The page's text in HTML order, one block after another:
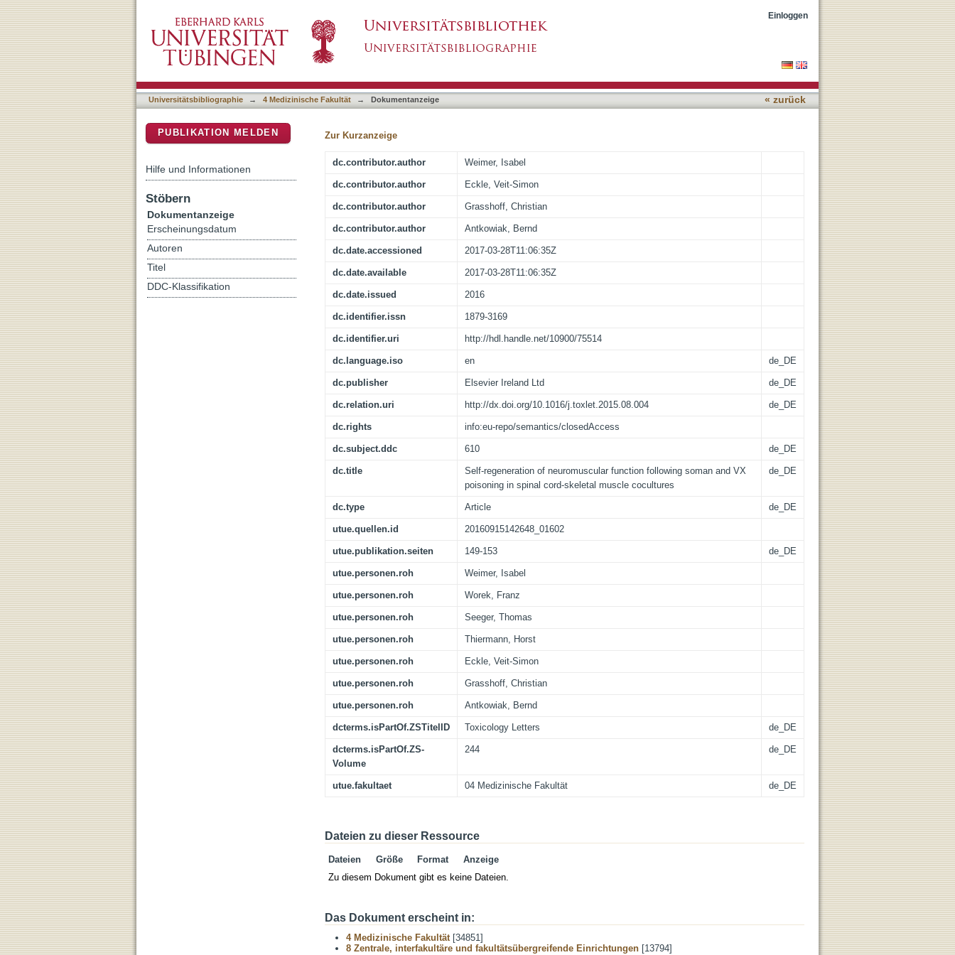
Self-regeneration of neuromuscular function following soman and VX poisoning in spinal cord-
skeletal muscle cocultures
Einloggen
Universitätsbibliographie → 4 Medizinische Fakultät → Dokumentanzeige « zurück
Zur Kurzanzeige
dc.contributor.author Weimer, Isabel
dc.contributor.author Eckle, Veit-Simon
dc.contributor.author Grasshoff, Christian
dc.contributor.author Antkowiak, Bernd
dc.date.accessioned 2017-03-28T11:06:35Z
dc.date.available 2017-03-28T11:06:35Z
dc.date.issued 2016
dc.identifier.issn 1879-3169
dc.identifier.uri http://hdl.handle.net/10900/75514
dc.language.iso en de_DE
dc.publisher Elsevier Ireland Ltd de_DE
dc.relation.uri http://dx.doi.org/10.1016/j.toxlet.2015.08.004 de_DE
dc.rights info:eu-repo/semantics/closedAccess
dc.subject.ddc 610 de_DE
dc.title
Self-regeneration of neuromuscular function following soman and VX
poisoning in spinal cord-skeletal muscle cocultures
de_DE
dc.type Article de_DE
utue.quellen.id 20160915142648_01602
utue.publikation.seiten 149-153 de_DE
utue.personen.roh Weimer, Isabel
utue.personen.roh Worek, Franz
utue.personen.roh Seeger, Thomas
utue.personen.roh Thiermann, Horst
utue.personen.roh Eckle, Veit-Simon
utue.personen.roh Grasshoff, Christian
utue.personen.roh Antkowiak, Bernd
dcterms.isPartOf.ZSTitelID Toxicology Letters de_DE
dcterms.isPartOf.ZS-
Volume
244 de_DE
utue.fakultaet 04 Medizinische Fakultät de_DE
Dateien zu dieser Ressource
Dateien Größe Format
Anzeige
Zu diesem Dokument gibt es keine Dateien.
Das Dokument erscheint in:
4 Medizinische Fakultät[34851]
8 Zentrale, interfakultäre und fakultätsübergreifende Einrichtungen [13794]
PUBLIKATION MELDEN
Hilfe und Informationen
Stöbern
Dokumentanzeige
Erscheinungsdatum
Autoren
Titel
DDC-Klassifikation